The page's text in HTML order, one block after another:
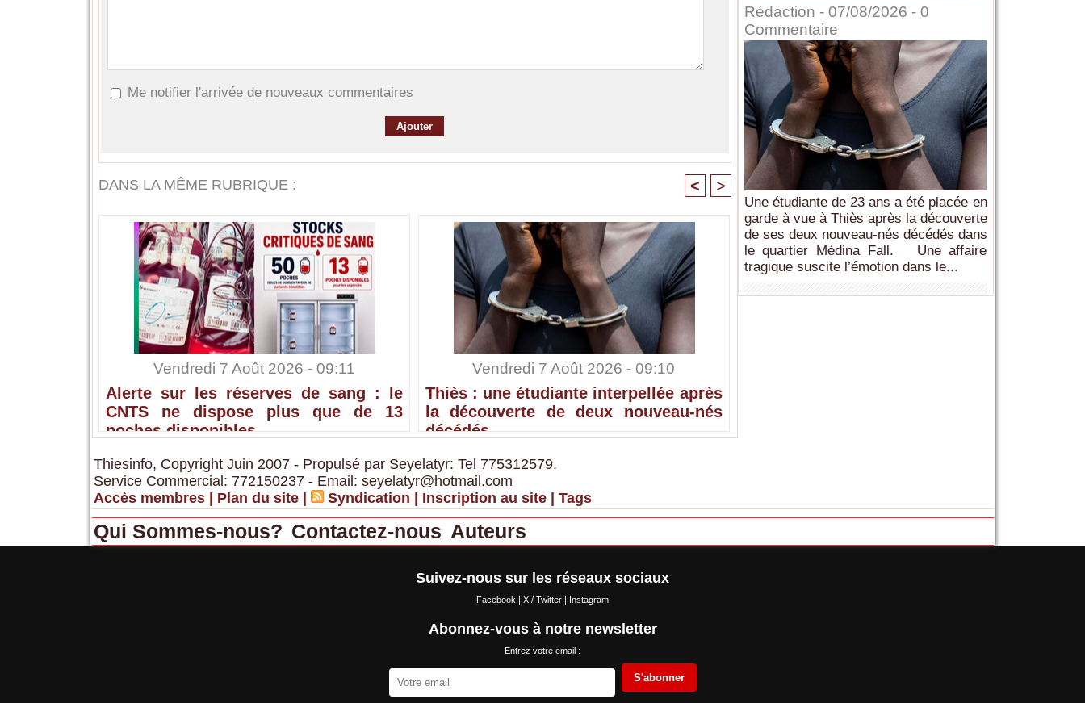
Me notifier l'arrivée de nouveaux commentaires
DANS LA MÊME RUBRIQUE : < >
Vendredi 7 Août 2026 - 09:11
Alerte sur les réserves de sang : le
CNTS ne dispose plus que de 13
poches disponibles
Vendredi 7 Août 2026 - 09:10
Thiès : une étudiante interpellée après
la découverte de deux nouveau-nés
décédés
Rédaction - 07/08/2026 - 0
Commentaire
Une étudiante de 23 ans a été placée en
garde à vue à Thiès après la découverte
de ses deux nouveau-nés décédés dans
le quartier Médina Fall. Une affaire
tragique suscite l’émotion dans le...
Thiesinfo, Copyright Juin 2007 - Propulsé par Seyelatyr: Tel 775312579.
Service Commercial: 772150237 - Email: seyelatyr@hotmail.com
Accès membres
Plan du site Syndication Inscription au site Tags
Qui Sommes-nous? Contactez-nous Auteurs
Suivez-nous sur les réseaux sociaux
Facebook | X / Twitter | Instagram
Abonnez-vous à notre newsletter
Entrez votre email :
S'abonner